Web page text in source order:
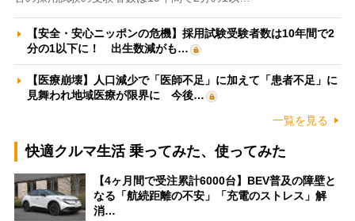
【安全・安心ニッポンの危機】採用試験受験者数は10年間で2
分の1以下に！ 出生数減がも…
【医療崩壊】人口減少で「医師不足」に加えて「患者不足」に
見舞われ地域医療が限界に 今後…
一覧を見る
快適クルマ生活 乗ってみた、使ってみた
【4ヶ月間で受注累計6000台】BEV普及の障壁と
なる「航続距離の不安」「充電のストレス」解
消…